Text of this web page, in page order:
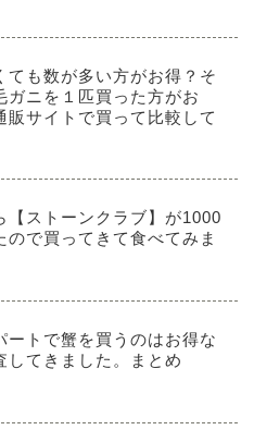
ても数が多い方がお得？そ
ガニを１匹買った方がお
販サイトで買って比較して
【ストーンクラブ】が1000
ので買ってきて食べてみま
ートで蟹を買うのはお得な
してきました。まとめ